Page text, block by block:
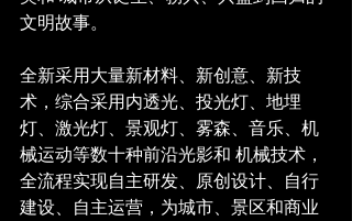
文明故事。
全新采用大量新材料、新创意、新技
术，综合采用内透光、投光灯、地埋
灯、激光灯、景观灯、雾森、音乐、机
械运动等数十种前沿光影和 机械技术，
全流程实现自主研发、原创设计、自行
建设、自主运营，为城市、景区和商业